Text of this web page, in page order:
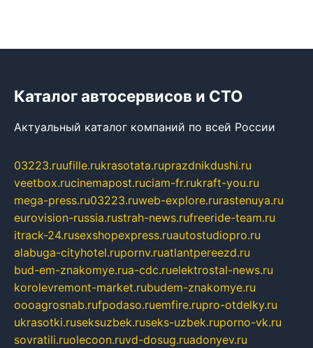
Каталог автосервисов и СТО
Актуальный каталог компаний по всей России
03223.ruufille.rukrasotata.ruprazdnikdushi.ru
veetbox.rucinemapost.ruciam-fr.rukraft-you.ru
mega-press.ru03223.ruweb-explore.rurastenuya.ru
eurovision-russia.rustrah-news.rufreeride-team.ru
itrack-24.rusexshopexpress.ruautostudiopro.ru
alabuga-cityhotel.rupornv.ruatlantpereezd.ru
bud-em-znakomye.rua-cdc.ruelektrostal-news.ru
korolevremont-market.rubudem-znakomye.ru
oooagrosnab.rufpodaso.ruemfire.rupro-otdelky.ru
ukrasotki.ruseksuzbek.ruseks-uzbek.ruporno-vk.ru
sovratili.ruolecoon.ruvd-dosug.ruadonyev.ru